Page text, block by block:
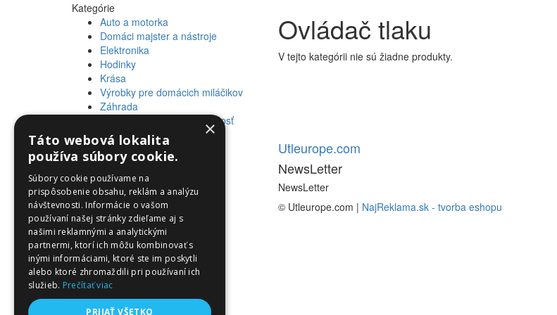
Kategórie
Auto a motorka
Domáci majster a nástroje
Elektronika
Hodinky
Krása
Výrobky pre domácich miláčikov
Záhrada
Zdravie a osobná starostlivosť
Ovládač tlaku
V tejto kategórii nie sú žiadne produkty.
Informácie
Utleurope.com
NewsLetter
NewsLetter
© Utleurope.com | NajReklama.sk - tvorba eshopu
×
Táto webová lokalita
používa súbory cookie.
Súbory cookie používame na
prispôsobenie obsahu, reklám a analýzu
návštevnosti. Informácie o vašom
používaní našej stránky zdieľame aj s
našimi reklamnými a analytickými
partnermi, ktorí ich môžu kombinovať s
inými informáciami, ktoré ste im poskytli
alebo ktoré zhromaždili pri používaní ich
služieb. Prečítať viac
PRIJAŤ VŠETKO